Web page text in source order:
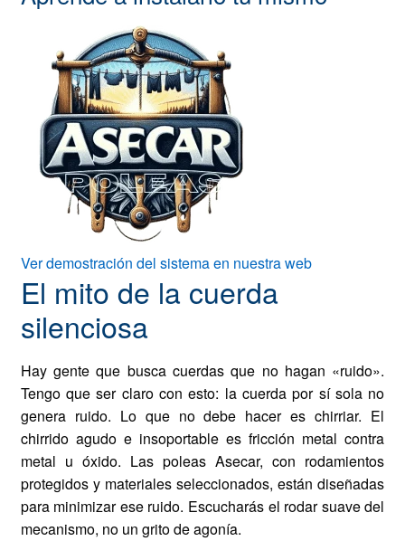
Ver demostración del sistema en nuestra web
El mito de la cuerda
silenciosa
Hay gente que busca cuerdas que no hagan «ruido».
Tengo que ser claro con esto: la cuerda por sí sola no
genera ruido. Lo que no debe hacer es chirriar. El
chirrido agudo e insoportable es fricción metal contra
metal u óxido. Las poleas Asecar, con rodamientos
protegidos y materiales seleccionados, están diseñadas
para minimizar ese ruido. Escucharás el rodar suave del
mecanismo, no un grito de agonía.